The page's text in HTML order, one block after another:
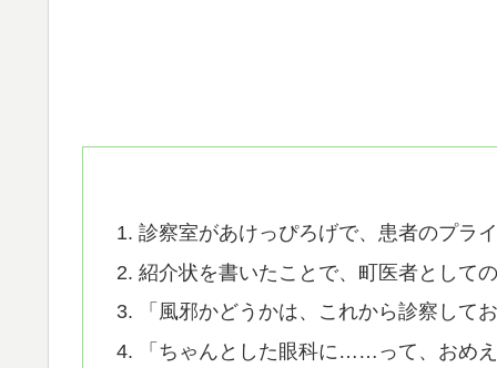
診察室があけっぴろげで、患者のプラ
紹介状を書いたことで、町医者として
「風邪かどうかは、これから診察して
「ちゃんとした眼科に……って、おめ